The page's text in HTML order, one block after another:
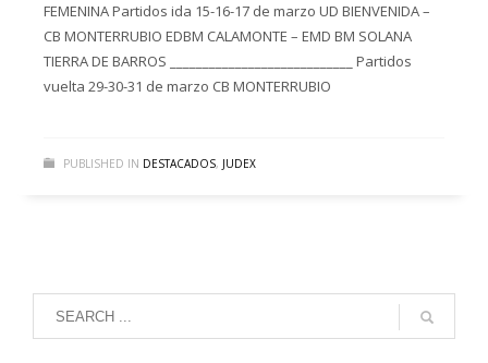
FEMENINA Partidos ida 15-16-17 de marzo UD BIENVENIDA –
CB MONTERRUBIO EDBM CALAMONTE – EMD BM SOLANA
TIERRA DE BARROS ____________________________ Partidos
vuelta 29-30-31 de marzo CB MONTERRUBIO
PUBLISHED IN DESTACADOS, JUDEX